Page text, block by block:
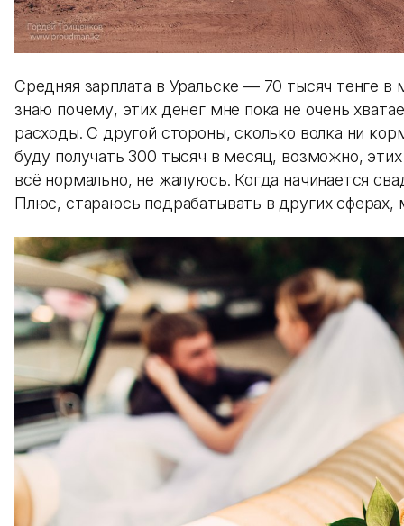
Средняя зарплата в Уральске — 70 тысяч тенге
знаю почему, этих денег мне пока не очень
расходы. С другой стороны, сколько волка ни
буду получать 300 тысяч в месяц, возможно,
всё нормально, не жалуюсь. Когда начинается
Плюс, стараюсь подрабатывать в других сферах,